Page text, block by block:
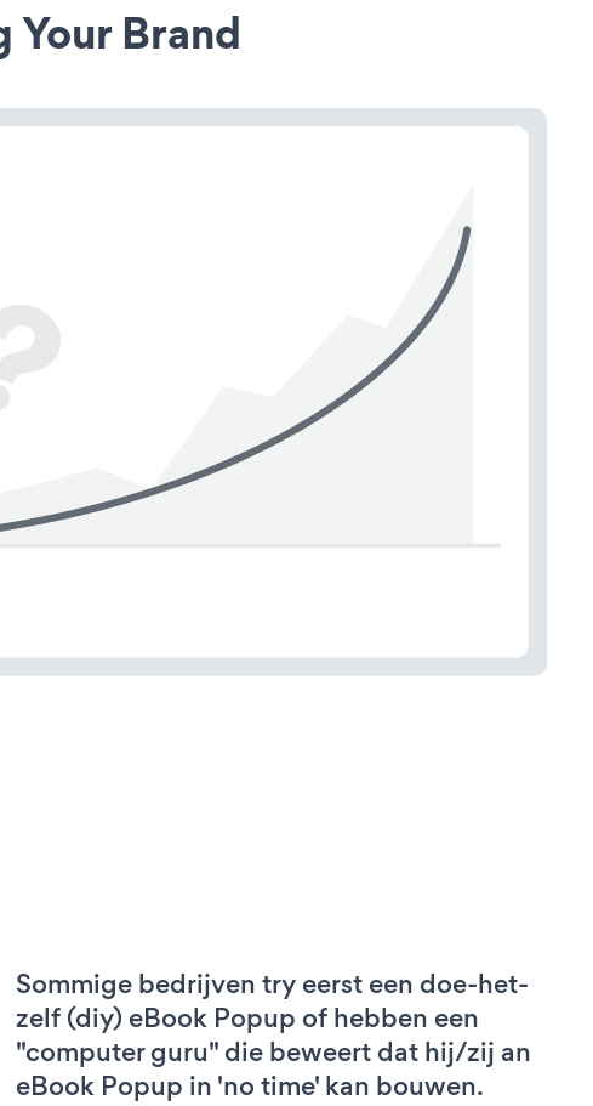
Your Brand
Sommige bedrijven try eerst een doe-het-
zelf (diy) eBook Popup of hebben een
"computer guru" die beweert dat hij/zij an
eBook Popup in 'no time' kan bouwen.